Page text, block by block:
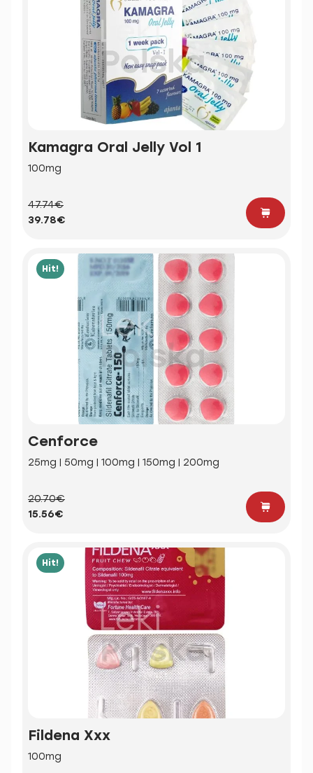
Kamagra Oral Jelly Vol 1
100mg
47.74€
39.78€
Hit!
Cenforce
25mg | 50mg | 100mg | 150mg | 200mg
20.70€
15.56€
Hit!
Fildena Xxx
100mg